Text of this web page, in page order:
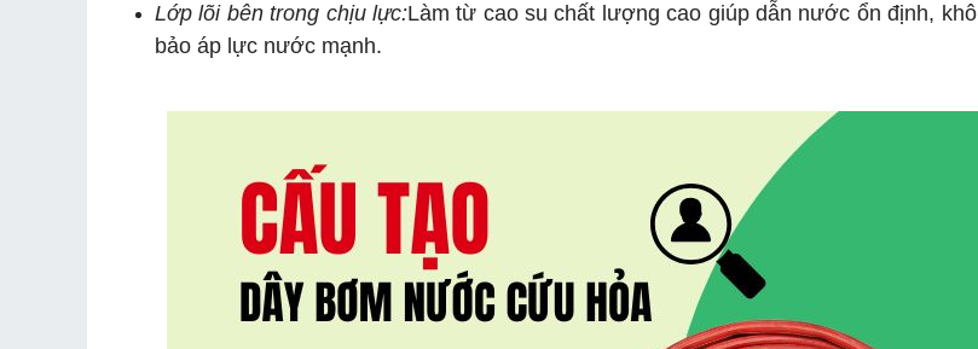
Lớp lõi bên trong chịu lực:Làm từ cao su chất lượng cao giúp dẫn nước ổn định,
bảo áp lực nước mạnh.